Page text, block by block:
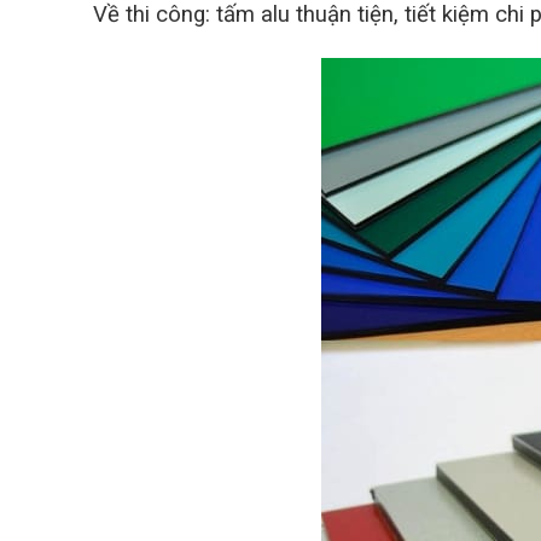
Về thi công: tấm alu thuận tiện, tiết kiệm chi